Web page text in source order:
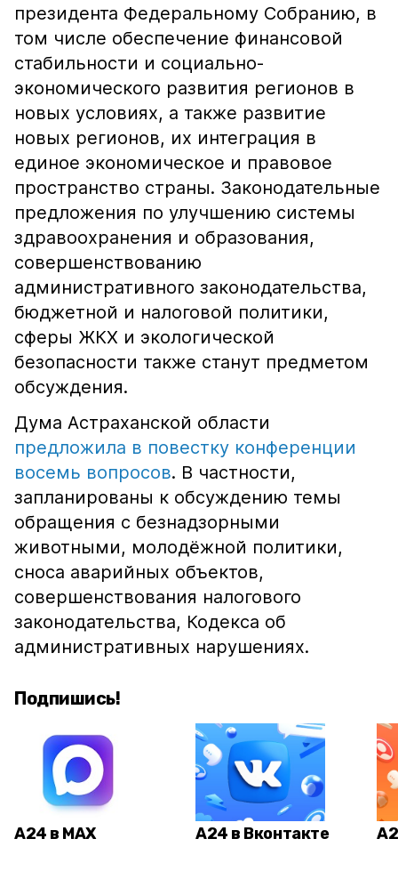
президента Федеральному Собранию, в
том числе обеспечение финансовой
стабильности и социально-
экономического развития регионов в
новых условиях, а также развитие
новых регионов, их интеграция в
единое экономическое и правовое
пространство страны. Законодательные
предложения по улучшению системы
здравоохранения и образования,
совершенствованию
административного законодательства,
бюджетной и налоговой политики,
сферы ЖКХ и экологической
безопасности также станут предметом
обсуждения.
Дума Астраханской области
предложила в повестку конференции
восемь вопросов. В частности,
запланированы к обсуждению темы
обращения с безнадзорными
животными, молодёжной политики,
сноса аварийных объектов,
совершенствования налогового
законодательства, Кодекса об
административных нарушениях.
Подпишись!
А24 в MAX А24 в Вконтакте